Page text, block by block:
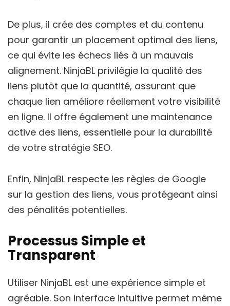
De plus, il crée des comptes et du contenu
pour garantir un placement optimal des liens,
ce qui évite les échecs liés à un mauvais
alignement. NinjaBL privilégie la qualité des
liens plutôt que la quantité, assurant que
chaque lien améliore réellement votre visibilité
en ligne. Il offre également une maintenance
active des liens, essentielle pour la durabilité
de votre stratégie SEO.
Enfin, NinjaBL respecte les règles de Google
sur la gestion des liens, vous protégeant ainsi
des pénalités potentielles.
Processus Simple et
Transparent
Utiliser NinjaBL est une expérience simple et
agréable. Son interface intuitive permet même